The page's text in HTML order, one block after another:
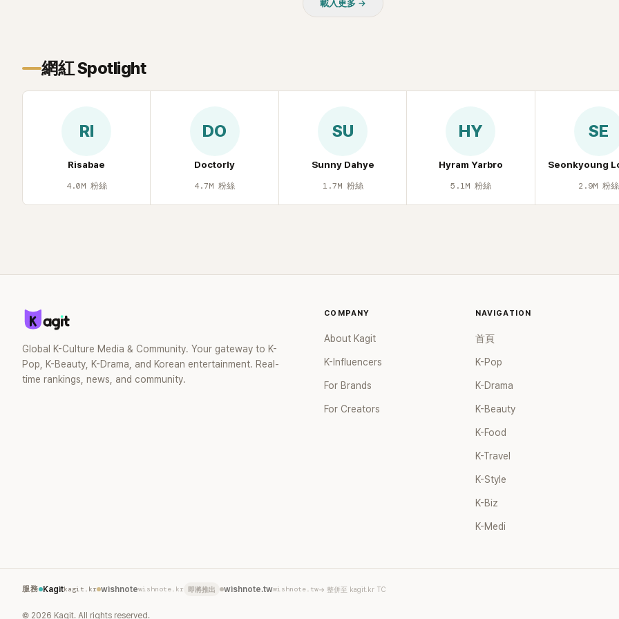
近況照意外掀起熱議，不是因為仙氣十足
載入更多 →
網紅 Spotlight
RI
Risabae
4.0M 粉絲
DO
Doctorly
4.7M 粉絲
SU
Sunny Dahye
1.7M 粉絲
HY
Hyram Yarbro
5.1M 粉絲
SE
Seonkyoung
2.9M 粉絲
Global K-Culture Media & Community. Your gateway to K-
Pop, K-Beauty, K-Drama, and Korean entertainment. Real-
time rankings, news, and community.
COMPANY
About Kagit
K-Influencers
For Brands
For Creators
NAVIGATION
首頁
K-Pop
K-Drama
K-Beauty
K-Food
K-Travel
K-Style
K-Biz
K-Medi
服務 Kagitkagit.kr wishnotewishnote.kr 即將推出 wishnote.twwishnote.tw→ 整併至 kagit.kr TC
© 2026 Kagit. All rights reserved.